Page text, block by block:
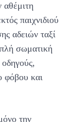
αθέμιτη
παιχνιδιού
αδειών ταξί
σωματική
φόβου και
την